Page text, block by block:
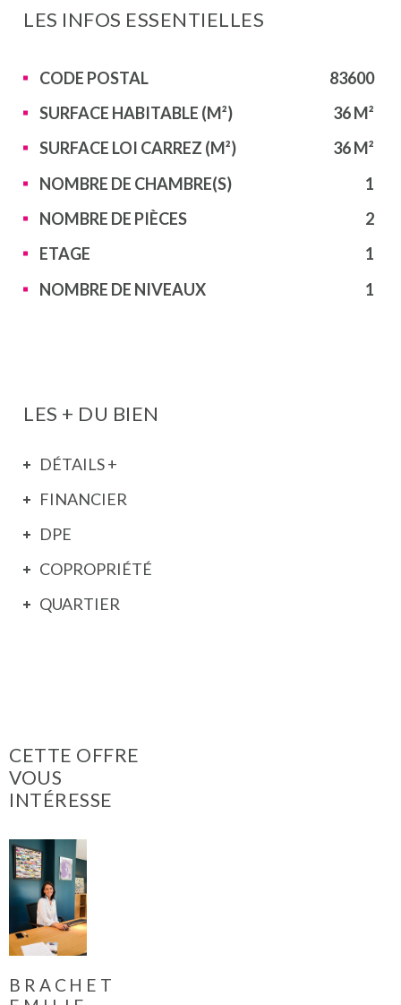
LES INFOS ESSENTIELLES
Caractérisque Valeurs
CODE POSTAL
83600
SURFACE HABITABLE (M²)
36 M²
SURFACE LOI CARREZ (M²)
36 M²
NOMBRE DE CHAMBRE(S)
1
NOMBRE DE PIÈCES
2
ETAGE
1
NOMBRE DE NIVEAUX
1
LES + DU BIEN
DÉTAILS +
FINANCIER
DPE
COPROPRIÉTÉ
QUARTIER
CETTE OFFRE
VOUS
INTÉRESSE
BRACHET